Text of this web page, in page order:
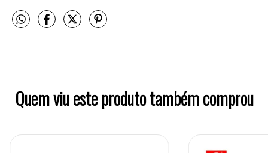
Quem viu este produto também comprou